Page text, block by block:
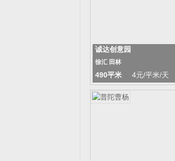
诚达创意园
徐汇 田林
490平米 4元/平米/天